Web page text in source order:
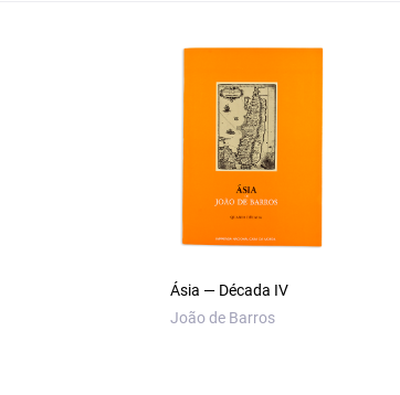
Ásia — Década IV
João de Barros